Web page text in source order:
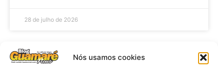
Nós usamos cookies
28 de julho de 2026